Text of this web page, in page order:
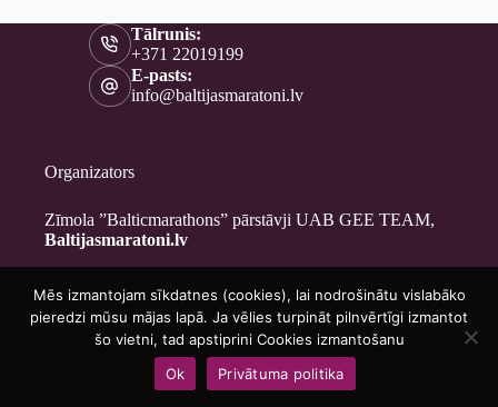
Tālrunis:
+371 22019199
E-pasts:
info@baltijasmaratoni.lv
Organizators
Zīmola ”Balticmarathons” pārstāvji UAB GEE TEAM,
Baltijasmaratoni.lv
Kontakti
Par mums
Brīvprātīgajiem
Privātuma politika
Copyright © 2026 - Baltijasmaratoni.lv
Mēs izmantojam sīkdatnes (cookies), lai nodrošinātu vislabāko
pieredzi mūsu mājas lapā. Ja vēlies turpināt pilnvērtīgi izmantot
šo vietni, tad apstiprini Cookies izmantošanu
Ok
Privātuma politika